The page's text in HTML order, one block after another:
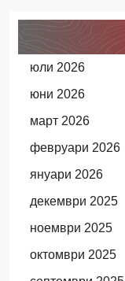
юли 2026
юни 2026
март 2026
февруари 2026
януари 2026
декември 2025
ноември 2025
октомври 2025